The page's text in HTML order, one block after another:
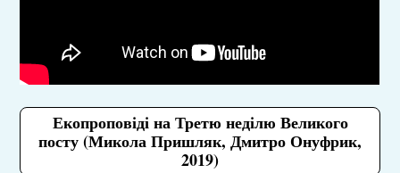
Екопроповіді на Третю неділю Великого
посту (Микола Пришляк, Дмитро Онуфрик,
2019)